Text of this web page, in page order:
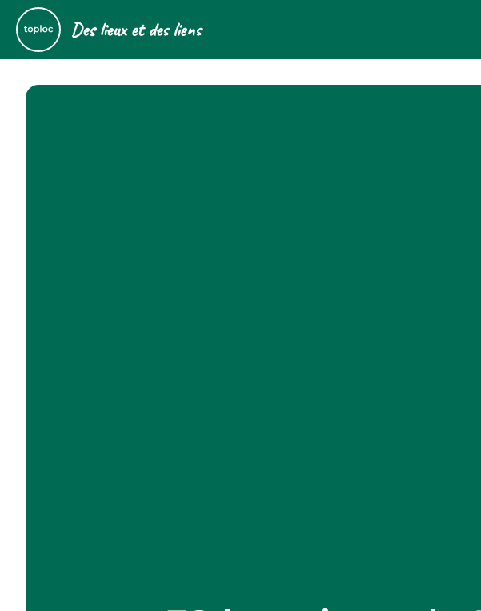
Des lieux et des liens